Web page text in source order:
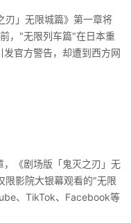
」无限城篇》第一章将
，"无限列车篇"在日本重
官方警告，却遭到西方网
《剧场版「鬼灭之刃」无
限影院大银幕观看的"无限
、TikTok、Facebook等